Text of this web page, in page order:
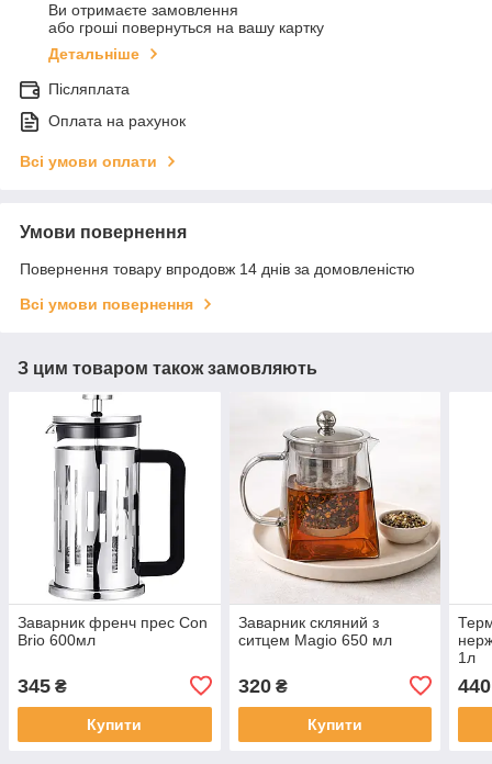
Ви отримаєте замовлення
або гроші повернуться на вашу картку
Детальніше
Післяплата
Оплата на рахунок
Всі умови оплати
Умови повернення
Повернення товару впродовж 14 днів за домовленістю
Всі умови повернення
З цим товаром також замовляють
Заварник френч прес Con
Brio 600мл
345 ₴
Купити
Заварник скляний з
ситцем Magio 650 мл
320₴
Купити
1л
440